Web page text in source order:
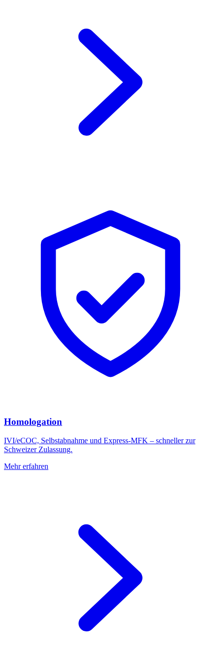
Homologation
IVI/eCOC, Selbstabnahme und Express-MFK – schneller zur
Schweizer Zulassung.
Mehr erfahren